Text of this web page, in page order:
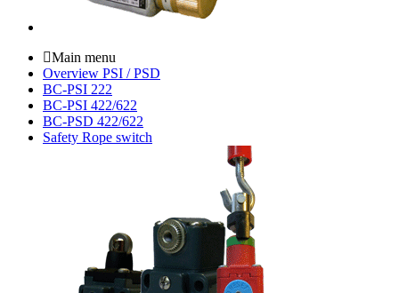
Main menu
Overview PSI / PSD
BC-PSI 222
BC-PSI 422/622
BC-PSD 422/622
Safety Rope switch